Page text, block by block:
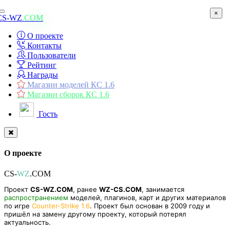
Toggle
navigation
WZ.COM
О проекте
Контакты
Пользователи
Рейтинг
Награды
Магазин моделей КС 1.6
Магазин сборок КС 1.6
Гость
О проекте
CS-WZ.COM
Проект CS-WZ.COM, ранее WZ-CS.COM, занимается
распространением моделей, плагинов, карт и других материалов
по игре Counter-Strike 1.6. Проект был основан в 2009 году и
пришёл на замену другому проекту, который потерял
актуальность.
×